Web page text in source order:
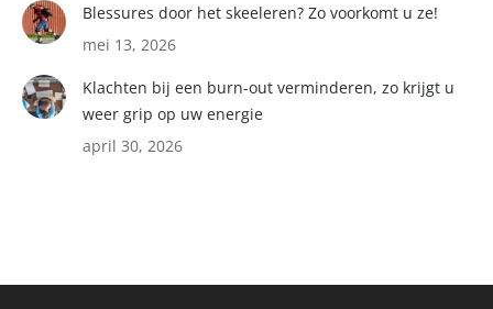
Blessures door het skeeleren? Zo voorkomt u ze!
mei 13, 2026
Klachten bij een burn-out verminderen, zo krijgt u
weer grip op uw energie
april 30, 2026